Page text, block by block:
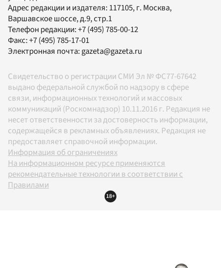
Адрес редакции и издателя: 117105, г. Москва,
Варшавское шоссе, д.9, стр.1
Телефон редакции:+7 (495) 785-00-12
Факс:+7 (495) 785-17-01
Электронная почта:gazeta@gazeta.ru
Свидетельство о регистрации СМИ Эл № ФС77-67642
выдано федеральной службой по надзору в сфере
связи, информационных технологий и массовых
коммуникаций (Роскомнадзор) 10.11.2016 г. Редакция не
несет ответственности за достоверность информации,
содержащейся в рекламных объявлениях. Редакция не
предоставляет справочной информации.
Информация об ограничениях
На информационном ресурсе применяются
рекомендательные технологии в соответствии с
Правилами
18+